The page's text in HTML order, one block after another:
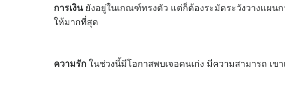
การเงินยังอยู่ในเกณฑ์ทรงตัว แต่ก็ต้องระมัดระวังวางแผน
ให้มากที่สุด
ความรักในช่วงนี้มีโอกาสพบเจอคนเก่ง มีความสามารถ เข